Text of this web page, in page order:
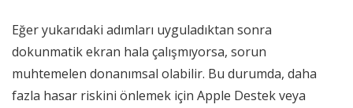
Eğer yukarıdaki adımları uyguladıktan sonra
dokunmatik ekran hala çalışmıyorsa, sorun
muhtemelen donanımsal olabilir. Bu durumda, daha
fazla hasar riskini önlemek için Apple Destek veya